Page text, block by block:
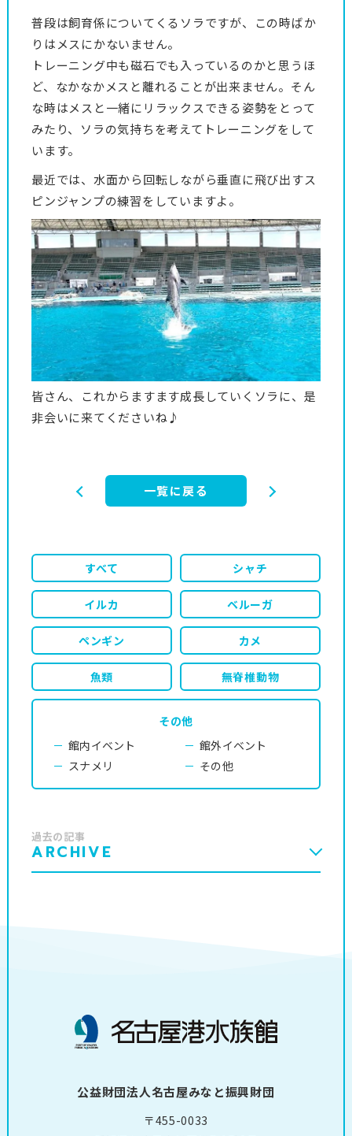
普段は飼育係についてくるソラですが、この時ばか
りはメスにかないません。
トレーニング中も磁石でも入っているのかと思うほ
ど、なかなかメスと離れることが出来ません。そん
な時はメスと一緒にリラックスできる姿勢をとって
みたり、ソラの気持ちを考えてトレーニングをして
います。
最近では、水面から回転しながら垂直に飛び出すス
ピンジャンプの練習をしていますよ。
皆さん、これからますます成長していくソラに、是
非会いに来てくださいね♪
一覧に戻る
すべて シャチ
イルカ ベルーガ
ペンギン カメ
魚類 無脊椎動物
その他
館内イベント
館外イベント
スナメリ
その他
過去の記事
ARCHIVE
公益財団法人名古屋みなと振興財団
〒455-0033